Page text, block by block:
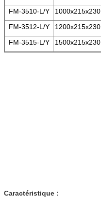
FM-3510-L/Y
1000x215x230
FM-3512-L/Y
1200x215x230
FM-3515-L/Y
1500x215x230
Caractéristique :